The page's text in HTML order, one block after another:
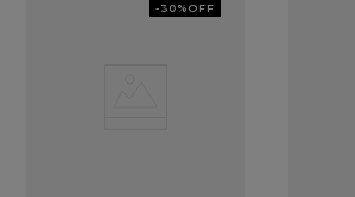
-30%OFF